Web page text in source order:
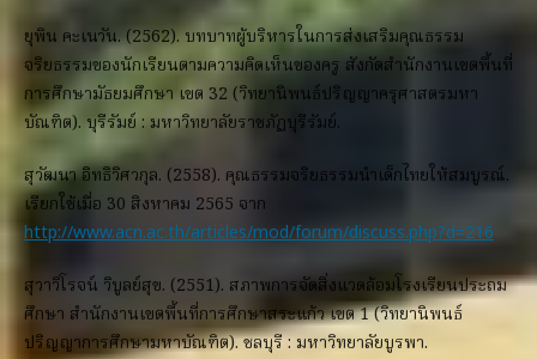
ยุพิน คะเนวัน. (2562). บทบาทผู้บริหารในการส่งเสริมคุณธรรม
จริยธรรมของนักเรียนตามความคิดเห็นของครู สังกัดสำนักงานเขตพื้นที่
การศึกษามัธยมศึกษา เขต 32 (วิทยานิพนธ์ปริญญาครุศาสตรมหา
บัณฑิต). บุรีรัมย์ : มหาวิทยาลัยราชภัฏบุรีรัมย์.
สุวัฒนา อิทธิวิศวกุล. (2558). คุณธรรมจริยธรรมนำเด็กไทยให้สมบูรณ์.
เรียกใช้เมื่อ 30 สิงหาคม 2565 จาก
http://www.acn.ac.th/articles/mod/forum/discuss.php?d=216
สุวาวิโรจน์ วิบูลย์สุข. (2551). สภาพการจัดสิ่งแวดล้อมโรงเรียนประถม
ศึกษา สำนักงานเขตพื้นที่การศึกษาสระแก้ว เขต 1 (วิทยานิพนธ์
ปริญญาการศึกษามหาบัณฑิต). ชลบุรี : มหาวิทยาลัยบูรพา.